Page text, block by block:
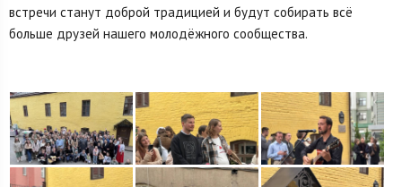
встречи станут доброй традицией и будут собирать всё
больше друзей нашего молодёжного сообщества.